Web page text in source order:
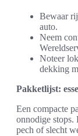
Bewaar
auto.
Neem
Noteer
dekking
Pakketlijst:
Een compacte
onnodige stops.
pech of slecht